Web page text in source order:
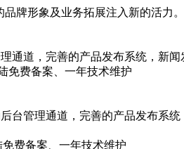
牌形象及业务拓展注入新的活力。
道，完善的产品发布系统，新闻
免费备案、一年技术维护
台管理通道，完善的产品发布系
费备案、一年技术维护